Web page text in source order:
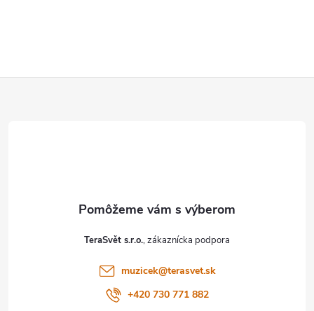
TeraSvět s.r.o.
muzicek@terasvet.sk
+420 730 771 882